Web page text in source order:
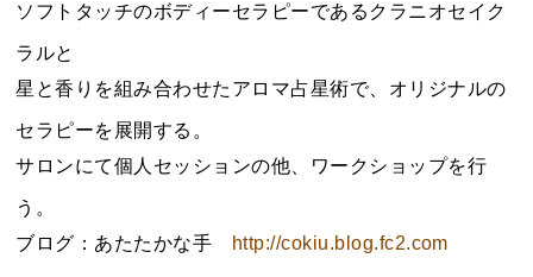
ソフトタッチのボディーセラピーであるクラニオセイク
ラルと
星と香りを組み合わせたアロマ占星術で、オリジナルの
セラピーを展開する。
サロンにて個人セッションの他、ワークショップを行
う。
ブログ：あたたかな手
http://cokiu.blog.fc2.com